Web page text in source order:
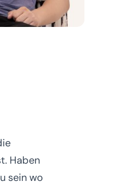
Haben
sein wo